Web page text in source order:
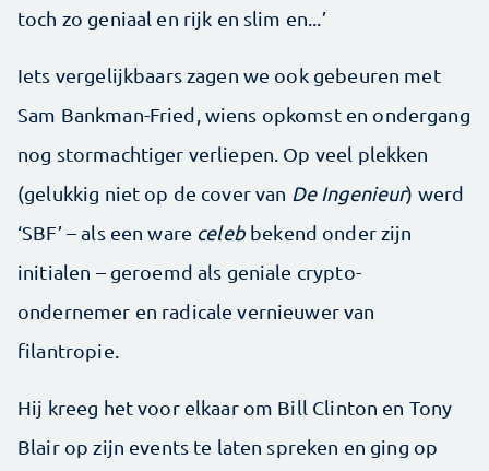
toch zo geniaal en rijk en slim en...’
Iets vergelijkbaars zagen we ook gebeuren met
Sam Bankman-Fried, wiens opkomst en ondergang
nog stormachtiger verliepen. Op veel plekken
(gelukkig niet op de cover van De Ingenieur) werd
‘SBF’ – als een ware celebbekend onder zijn
initialen – geroemd als geniale crypto-
ondernemer en radicale vernieuwer van
filantropie.
Hij kreeg het voor elkaar om Bill Clinton en Tony
Blair op zijn events te laten spreken en ging op